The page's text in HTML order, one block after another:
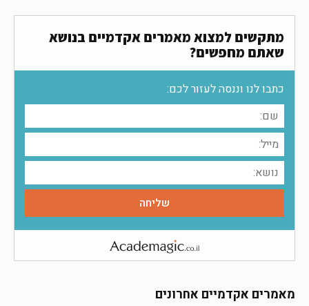
מתקשים למצוא מאמרים אקדמיים בנושא
שאתם מחפשים?
כתבו לנו וננסה לעזור לכם:
מאמרים אקדמיים אחרונים